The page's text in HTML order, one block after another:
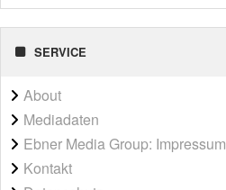
SERVICE
About
Mediadaten
Ebner Media Group: Impressum
Kontakt